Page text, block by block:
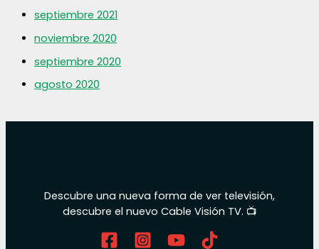
septiembre 2021
noviembre 2020
septiembre 2020
agosto 2020
Descubre una nueva forma de ver televisión,
descubre el nuevo Cable Visión TV. 📺